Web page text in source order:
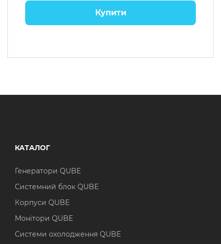
Купити
КАТАЛОГ
Генератори QUBE
Системний блок QUBE
Корпуси QUBE
Монітори QUBE
Системи охолодження QUBE